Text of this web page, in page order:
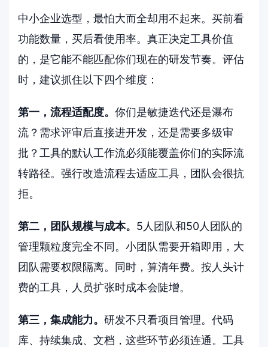
中小企业选型，最怕大而全却用不起来。买前看
功能数量，买后看使用率。真正决定工具价值
的，是它能不能匹配你们现在的研发节奏。评估
时，建议抓住以下四个维度：
第一，流程适配度。你们是敏捷迭代还是瀑布
流？需求评审后直接进开发，还是需要多级审
批？工具的默认工作流必须能覆盖你们的实际流
转路径。强行改造流程去适应工具，团队会很抗
拒。
第二，团队规模与成本。 5人团队和50人团队的
管理颗粒度完全不同。小团队需要开箱即用，大
团队需要权限隔离。同时，算清年费。按人头计
费的工具，人员扩张时成本会陡增。
第三，集成能力。研发不只看项目管理。代码
库、持续集成、文档，这些环节必须连通。工具